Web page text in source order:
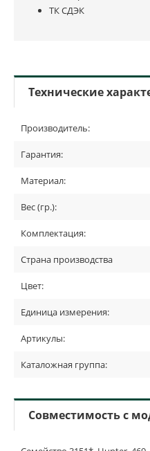
ТК СДЭК
Технические
Производитель:
Гарантия:
Материал:
Вес (гр.):
Комплектация:
Страна производства
Цвет:
Единица измерения:
Артикулы:
Каталожная группа:
Совместимость с